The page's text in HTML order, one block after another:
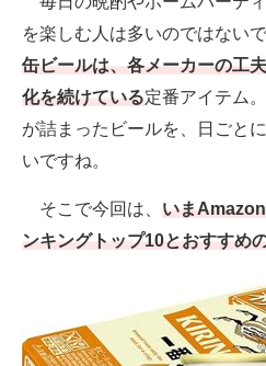
釣り具・釣り用品 食
食器・グラス・カトラリー
メディア
注目記事を集めた総合ページ
ITの今と未来を見通す
スマホと通信の最新トレンド
進化するPCとデバイスの未来
を楽しむ人は多いのではないで
缶ビールは、各メーカーの工
化を続けている定番アイテム
が詰まったビールを、日ごと
いですね。
そこで今回は、 いま
ンキングトップ10とおすすめ